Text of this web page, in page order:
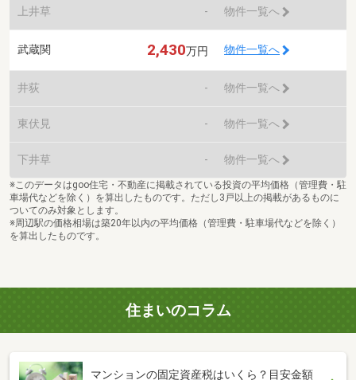
上井草 - 物件一覧へ
武蔵関 2,430万円 物件一覧へ
井荻 - 物件一覧へ
東伏見 - 物件一覧へ
下井草 - 物件一覧へ
※このデータはgoo住宅・不動産に掲載されている投資の平均価格（管理費・駐
車場代などを除く）を算出したものです。ただし3戸以上の掲載があるものに
ついてのみ対象とします。
※周辺駅の価格相場は築20年以内の平均価格（管理費・駐車場代などを除く）
を算出したものです。
住まいのコラム
マンションの固定資産税はいくら？目安金額